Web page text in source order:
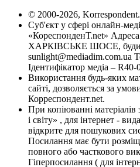
© 2000-2026,
Суб'єкт у сфері онлайн-
«КореспонденТ.net»
ХАРКІВСЬКЕ ШОСЕ,
sunlight@mediadim.com.ua
Ідентифікатор медіа – R40-
Використання будь-яких
сайті, дозволяється за
Корреспондент.net.
При копіюванні
і світу» , для інтернет -
відкрите для пошукових
Посилання має бути
повного або часткового
Гіперпосилання ( для